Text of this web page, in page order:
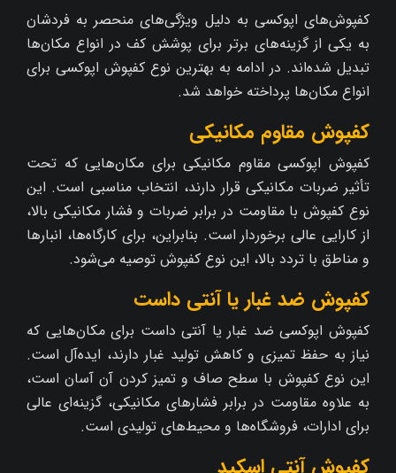
کفپوش‌های اپوکسی به دلیل ویژگی‌های منحصر به فردشان
به یکی از گزینه‌های برتر برای پوشش کف در انواع مکان‌ها
تبدیل شده‌اند. در ادامه به بهترین نوع کفپوش اپوکسی برای
انواع مکان‌ها پرداخته خواهد شد.
کفپوش مقاوم مکانیکی
کفپوش اپوکسی مقاوم مکانیکی برای مکان‌هایی که تحت
تأثیر ضربات مکانیکی قرار دارند، انتخاب مناسبی است. این
نوع کفپوش با مقاومت در برابر ضربات و فشار مکانیکی بالا،
از کارایی عالی برخوردار است. بنابراین، برای کارگاه‌ها، انبارها
و مناطق با تردد بالا، این نوع کفپوش توصیه می‌شود.
کفپوش ضد غبار یا آنتی داست
کفپوش اپوکسی ضد غبار یا آنتی داست برای مکان‌هایی که
نیاز به حفظ تمیزی و کاهش تولید غبار دارند، ایده‌آل است.
این نوع کفپوش با سطح صاف و تمیز کردن آن آسان است،
به علاوه مقاومت در برابر فشارهای مکانیکی، گزینه‌ای عالی
برای ادارات، فروشگاه‌ها و محیط‌های تولیدی است.
کفپوش آنتی اسکید